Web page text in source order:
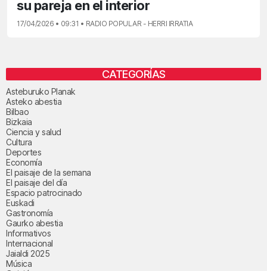
su pareja en el interior
17/04/2026 • 09:31 • RADIO POPULAR - HERRI IRRATIA
CATEGORÍAS
Asteburuko Planak
Asteko abestia
Bilbao
Bizkaia
Ciencia y salud
Cultura
Deportes
Economía
El paisaje de la semana
El paisaje del día
Espacio patrocinado
Euskadi
Gastronomía
Gaurko abestia
Informativos
Internacional
Jaialdi 2025
Música